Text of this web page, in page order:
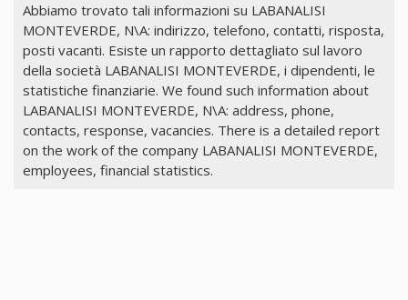
Abbiamo trovato tali informazioni su LABANALISI
MONTEVERDE, N\A: indirizzo, telefono, contatti, risposta,
posti vacanti. Esiste un rapporto dettagliato sul lavoro
della società LABANALISI MONTEVERDE, i dipendenti, le
statistiche finanziarie. We found such information about
LABANALISI MONTEVERDE, N\A: address, phone,
contacts, response, vacancies. There is a detailed report
on the work of the company LABANALISI MONTEVERDE,
employees, financial statistics.